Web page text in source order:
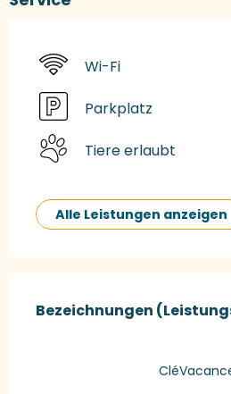
Wi-Fi
Parkplatz
Tiere erlaubt
Alle Leistungen anzeigen
Bezeichnungen
Bezeichnungen